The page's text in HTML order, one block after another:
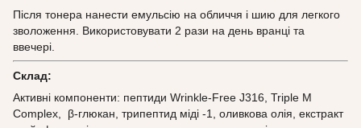
Після тонера нанести емульсію на обличчя і шию для легкого
зволоження. Використовувати 2 рази на день вранці та
ввечері.
Склад:
Активні компоненти: пептиди Wrinkle-Free J316, Triple M
Complex, β-глюкан, трипептид міді -1, оливкова олія, екстракт